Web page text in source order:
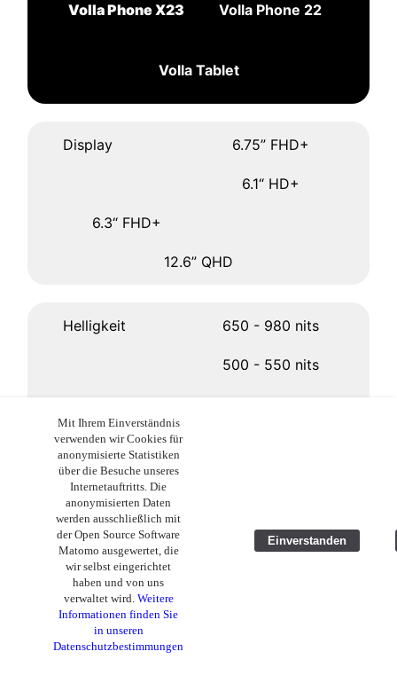
Volla Phone X23 Volla Phone 22
Volla Tablet
Display 6.75” FHD+
6.1“ HD+
6.3“ FHD+
12.6” QHD
Helligkeit 650 - 980 nits
500 - 550 nits
400 nits
Hauptkamera
48/8 MP
48/8 MP
Mit Ihrem Einverständnis
verwenden wir Cookies für
anonymisierte Statistiken
über die Besuche unseres
Internetauftritts. Die
anonymisierten Daten
werden ausschließlich mit
der Open Source Software
Matomo ausgewertet, die
wir selbst eingerichtet
haben und von uns
verwaltet wird. Weitere
Informationen finden Sie
in unseren
Datenschutzbestimmungen
Einverstanden